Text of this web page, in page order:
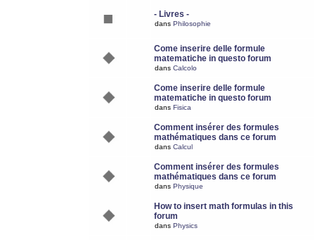
- Livres -
dans Philosophie
Come inserire delle formule
matematiche in questo forum
dans Calcolo
Come inserire delle formule
matematiche in questo forum
dans Fisica
Comment insérer des formules
mathématiques dans ce forum
dans Calcul
Comment insérer des formules
mathématiques dans ce forum
dans Physique
How to insert math formulas in this
forum
dans Physics